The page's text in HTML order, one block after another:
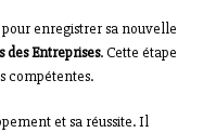
enregistrer sa nouvelle
des Entreprises. Cette étape
compétentes.
et sa réussite. Il